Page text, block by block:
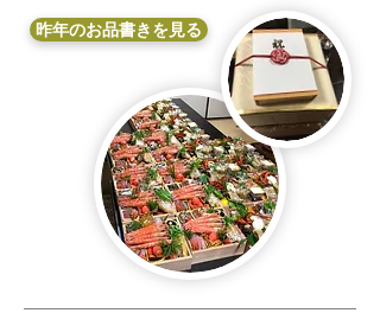
昨年のお品書きを見る